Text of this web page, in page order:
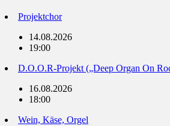
Projektchor
14.08.2026
19:00
D.O.O.R-Projekt („Deep Organ On
16.08.2026
18:00
Wein, Käse, Orgel